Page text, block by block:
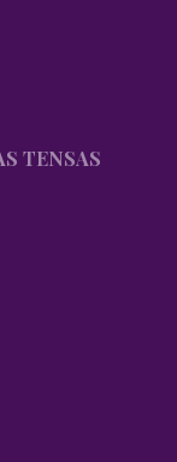
TENSAS